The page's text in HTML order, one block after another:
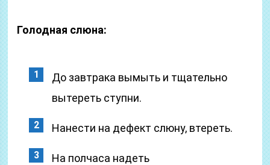
Голодная слюна:
До завтрака вымыть и тщательно
вытереть ступни.
Нанести на дефект слюну, втереть.
На полчаса надеть